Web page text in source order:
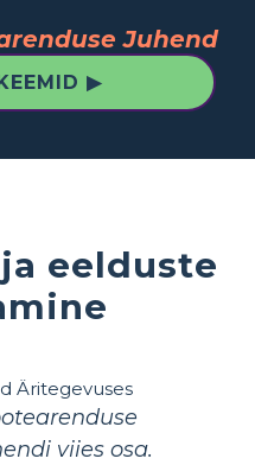
Juhend
▶
eelduste
viies osa.